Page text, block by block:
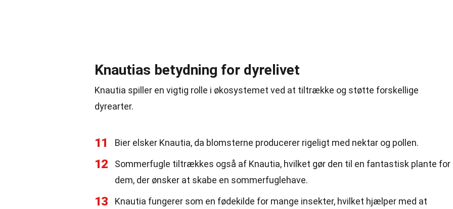
Knautias betydning for dyrelivet
Knautia spiller en vigtig rolle i økosystemet ved at tiltrække og støtte forskellige
dyrearter.
11 Bier elsker Knautia, da blomsterne producerer rigeligt med nektar og pollen.
12
Sommerfugle tiltrækkes også af Knautia, hvilket gør den til en fantastisk plante for
dem, der ønsker at skabe en sommerfuglehave.
13
Knautia fungerer som en fødekilde for mange insekter, hvilket hjælper med at